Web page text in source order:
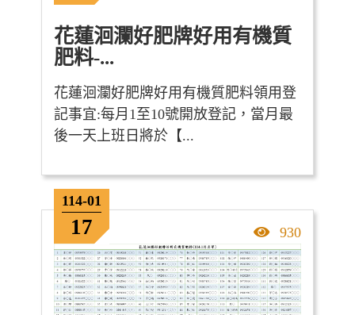
花蓮洄瀾好肥牌好用有機質
肥料-...
花蓮洄瀾好肥牌好用有機質肥料領用登
記事宜: ​ 每月1至10號開放登記，當月最
後一天上班日將於【...
114-01
17 點擊率
930